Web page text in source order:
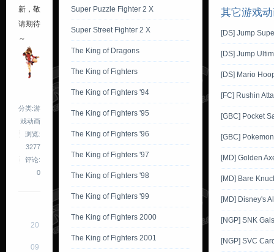
新，敬
请期待
～
分类:游
戏动画
浏览:
3277
评论:
0
20
09
Super Puzzle Fighter 2 X
Super Street Fighter 2 X
The King of Dragons
The King of Fighters
The King of Fighters '94
The King of Fighters '95
The King of Fighters '96
The King of Fighters '97
The King of Fighters '98
The King of Fighters '99
The King of Fighters 2000
The King of Fighters 2001
其它游戏
[DS] Jump
[DS] Jump
[DS] Mario
[FC] Rushin
[GBC] Pocket
[GBC]
[MD] Golden
[MD] Bare
[MD] Disney's
[NGP] SNK
[NGP] SVC